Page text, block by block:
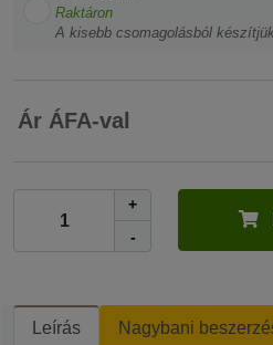
Raktáron
A kisebb csomagolásból
Ár ÁFA-val
+
-
Leírás Nagybani